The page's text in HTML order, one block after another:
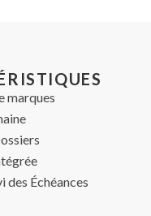
marques
des Échéances